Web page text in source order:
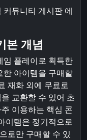
뮤니티 게시판 에
본 개념
임 플레이로 획득한
한 아이템을 구매할
재화 외에 무료로
교환할 수 있어 초
이용하는 핵심 콘
이템은 정기적으로
로만 구매할 수 있